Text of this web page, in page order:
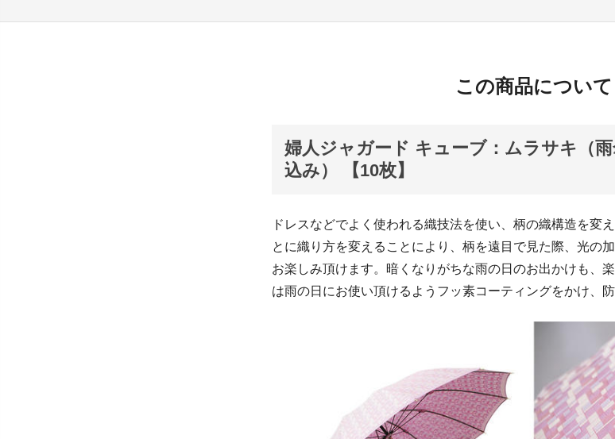
この商品について
婦人ジャガード キューブ：ムラサキ（
込み） 【10枚】
ドレスなどでよく使われる織技法を使い、柄の織構造を変
とに織り方を変えることにより、柄を遠目で見た際、光の
お楽しみ頂けます。暗くなりがちな雨の日のお出かけも、
は雨の日にお使い頂けるようフッ素コーティングをかけ、